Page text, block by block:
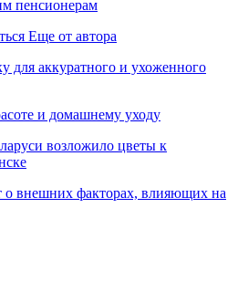
пенсионерам
Еще от автора
для аккуратного и ухоженного
и домашнему уходу
возложило цветы к
внешних факторах, влияющих на